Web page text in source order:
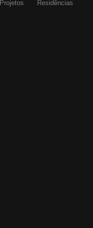
Projetos Residências